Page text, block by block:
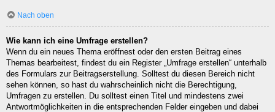
Nach oben
Wie kann ich eine Umfrage erstellen?
Wenn du ein neues Thema eröffnest oder den ersten Beitrag eines
Themas bearbeitest, findest du ein Register „Umfrage erstellen“ unterhalb
des Formulars zur Beitragserstellung. Solltest du diesen Bereich nicht
sehen können, so hast du wahrscheinlich nicht die Berechtigung,
Umfragen zu erstellen. Du solltest einen Titel und mindestens zwei
Antwortmöglichkeiten in die entsprechenden Felder eingeben und dabei